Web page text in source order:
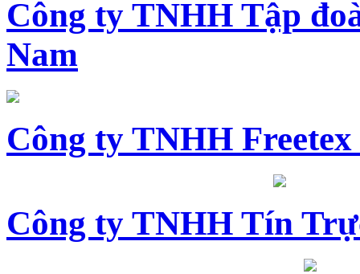
Công ty TNHH Tập
Nam
Công ty TNHH
Công ty TNHH Tín